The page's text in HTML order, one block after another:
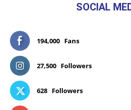
SOCIAL
194,000 Fans
27,500 Followers
628 Followers